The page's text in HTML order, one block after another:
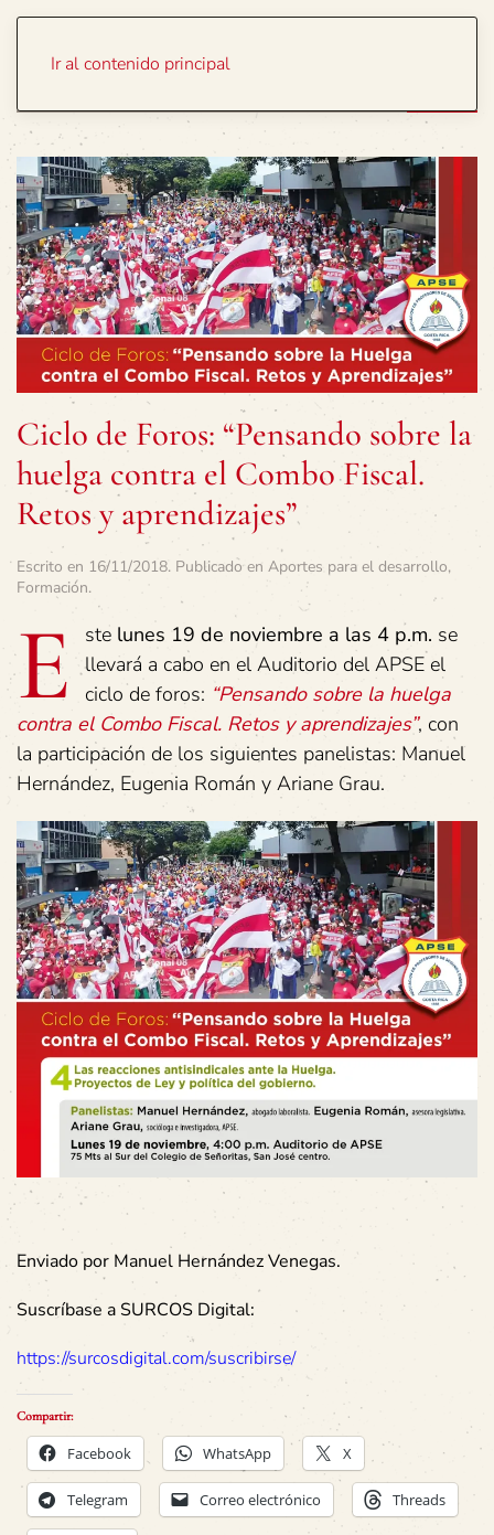
Ir al contenido principal
Ciclo de Foros: “Pensando sobre la
huelga contra el Combo Fiscal.
Retos y aprendizajes”
Escrito en 16/11/2018. Publicado en Aportes para el desarrollo,
Formación.
E ste lunes 19 de noviembre a las 4 p.m. se
llevará a cabo en el Auditorio del APSE el
ciclo de foros: “Pensando sobre la huelga
contra el Combo Fiscal. Retos y aprendizajes”, con
la participación de los siguientes panelistas: Manuel
Hernández, Eugenia Román y Ariane Grau.
Enviado por Manuel Hernández Venegas.
Suscríbase a SURCOS Digital:
https://surcosdigital.com/suscribirse/
Compartir:
Facebook WhatsApp X
Telegram Correo electrónico Threads